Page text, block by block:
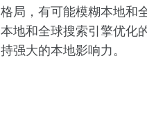
格局，有可能模糊本地和
本地和全球搜索引擎优化
持强大的本地影响力。